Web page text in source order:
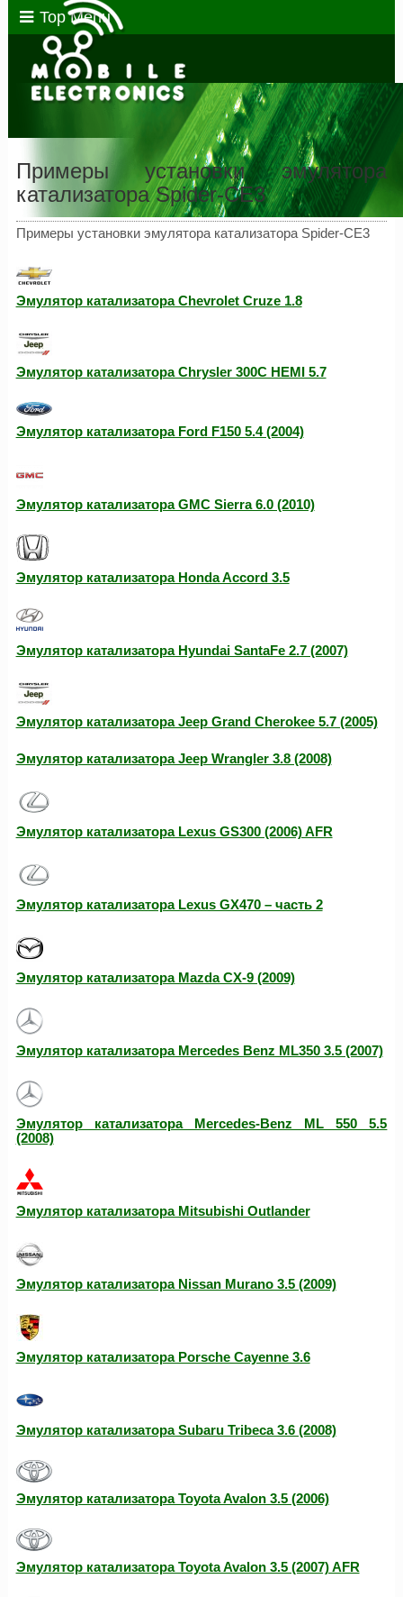
Top Menu
Примеры установки эмулятора
катализатора Spider-CE3
Примеры установки эмулятора катализатора Spider-CE3
Эмулятор катализатора Chevrolet Cruze 1.8
Эмулятор катализатора Chrysler 300C HEMI 5.7
Эмулятор катализатора Ford F150 5.4 (2004)
Эмулятор катализатора GMC Sierra 6.0 (2010)
Эмулятор катализатора Honda Accord 3.5
Эмулятор катализатора Hyundai SantaFe 2.7 (2007)
Эмулятор катализатора Jeep Grand Cherokee 5.7 (2005)
Эмулятор катализатора Jeep Wrangler 3.8 (2008)
Эмулятор катализатора Lexus GS300 (2006) AFR
Эмулятор катализатора Lexus GX470 – часть 2
Эмулятор катализатора Mazda CX-9 (2009)
Эмулятор катализатора Mercedes Benz ML350 3.5 (2007)
Эмулятор катализатора Mercedes-Benz ML 550 5.5
(2008)
Эмулятор катализатора Mitsubishi Outlander
Эмулятор катализатора Nissan Murano 3.5 (2009)
Эмулятор катализатора Porsche Cayenne 3.6
Эмулятор катализатора Subaru Tribeca 3.6 (2008)
Эмулятор катализатора Toyota Avalon 3.5 (2006)
Эмулятор катализатора Toyota Avalon 3.5 (2007) AFR